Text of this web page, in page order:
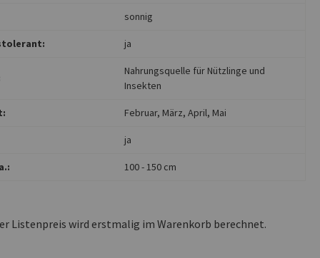
sonnig
ja
Nahrungsquelle für Nützlinge und
Insekten
Februar, März, April, Mai
ja
100 - 150 cm
Listenpreis wird erstmalig im Warenkorb berechnet.